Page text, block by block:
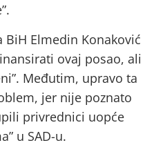
Elmedin Konaković
ovaj posao, ali
Međutim, upravo ta
jer nije poznato
privrednici uopće
u SAD-u.